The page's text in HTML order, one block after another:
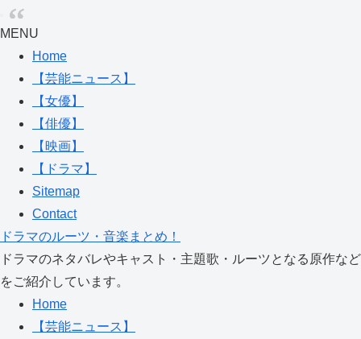
MENU
Home
【芸能ニュース】
【女優】
【俳優】
【映画】
【ドラマ】
Sitemap
Contact
ドラマのルーツ・音楽まとめ！
ドラマのネタバレやキャスト・主題歌・ルーツとなる原作など
をご紹介しています。
Home
【芸能ニュース】